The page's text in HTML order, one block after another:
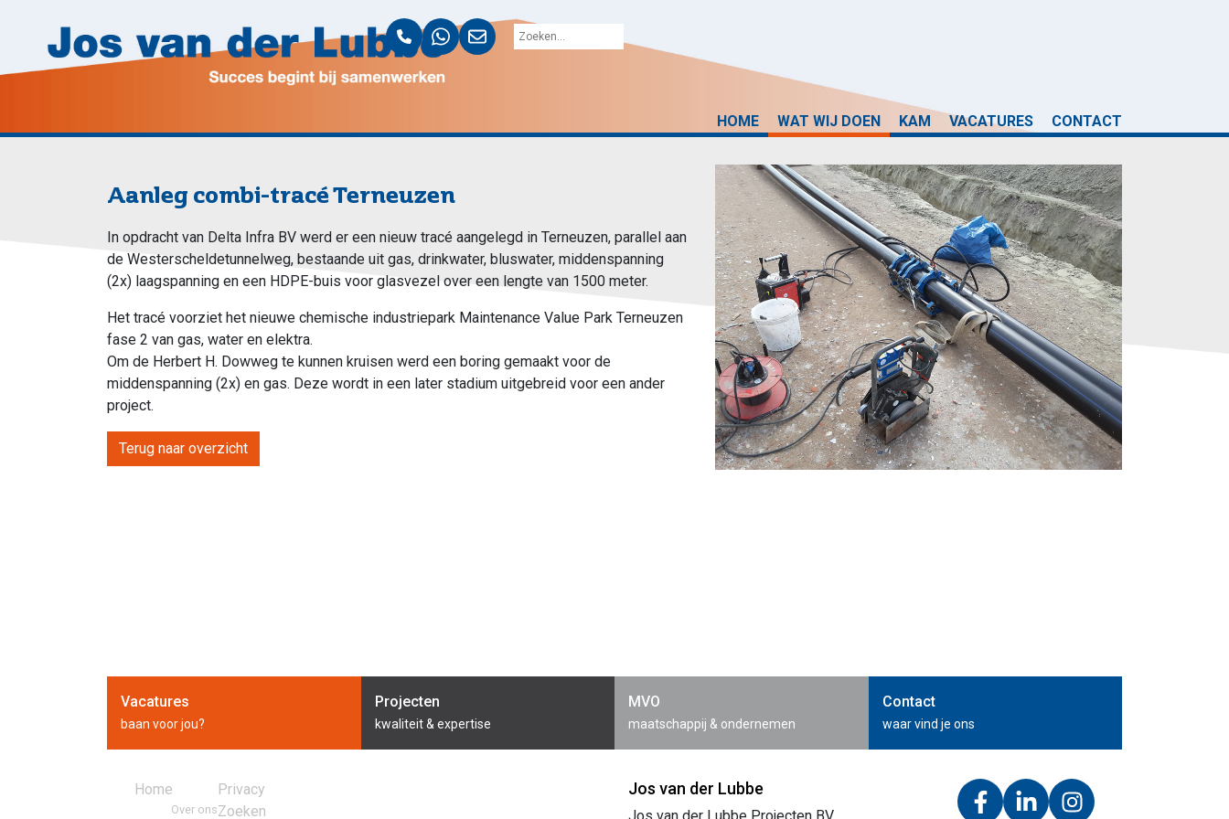
HOME WAT WIJ DOEN KAM VACATURES CONTACT
Aanleg combi-tracé Terneuzen
In opdracht van Delta Infra BV werd er een nieuw tracé aangelegd in Terneuzen, parallel aan
de Westerscheldetunnelweg, bestaande uit gas, drinkwater, bluswater, middenspanning
(2x) laagspanning en een HDPE-buis voor glasvezel over een lengte van 1500 meter.
Het tracé voorziet het nieuwe chemische industriepark Maintenance Value Park Terneuzen
fase 2 van gas, water en elektra.
Om de Herbert H. Dowweg te kunnen kruisen werd een boring gemaakt voor de
middenspanning (2x) en gas. Deze wordt in een later stadium uitgebreid voor een ander
project.
Terug naar overzicht
Vacatures
baan voor jou?
Projecten
kwaliteit & expertise
MVO
maatschappij & ondernemen
Contact
waar vind je ons
Home
Over ons
Privacy
Zoeken
Jos van der Lubbe